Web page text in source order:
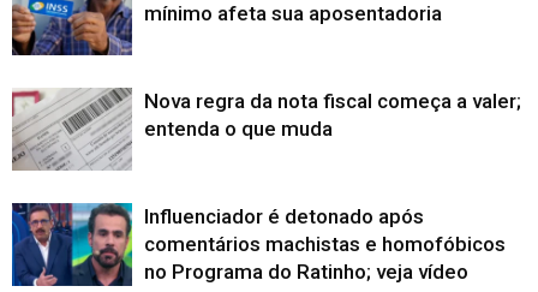
mínimo afeta sua aposentadoria
Nova regra da nota fiscal começa a valer;
entenda o que muda
Influenciador é detonado após
comentários machistas e homofóbicos
no Programa do Ratinho; veja vídeo